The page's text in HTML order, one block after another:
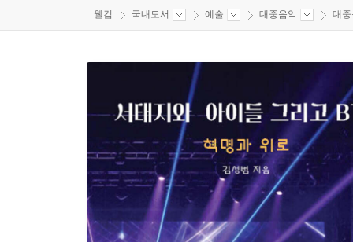
웰컴 국내도서 예술 대중음악 대